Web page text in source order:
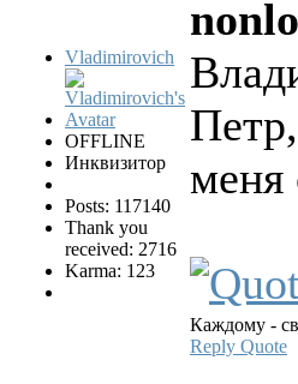
Vladimirovich
OFFLINE
Инквизитор
Posts: 117140
Thank you
received: 2716
Karma: 123
меня
Каждому -
Reply Quote